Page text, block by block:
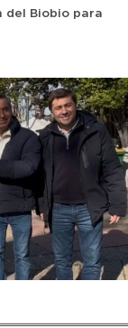
del Biobio para